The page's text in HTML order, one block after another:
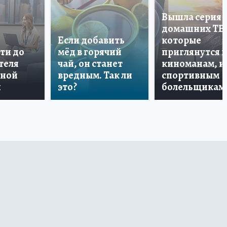
до
Если добавить
мёд в горячий
чай, он станет
вредным. Так ли
это?
Вышла серия
домашних ТВ,
которые
приглянутся и
киноманам, и
спортивным
болельщикам